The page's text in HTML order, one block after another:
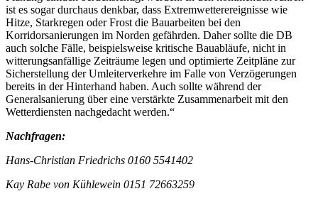
ist es sogar durchaus denkbar, dass Extremwetterereignisse wie
Hitze, Starkregen oder Frost die Bauarbeiten bei den
Korridorsanierungen im Norden gefährden. Daher sollte die DB
auch solche Fälle, beispielsweise kritische Bauabläufe, nicht in
witterungsanfällige Zeiträume legen und optimierte Zeitpläne zur
Sicherstellung der Umleiterverkehre im Falle von Verzögerungen
bereits in der Hinterhand haben. Auch sollte während der
Generalsanierung über eine verstärkte Zusammenarbeit mit den
Wetterdiensten nachgedacht werden.“
Nachfragen:
Hans-Christian Friedrichs 0160 5541402
Kay Rabe von Kühlewein 0151 72663259